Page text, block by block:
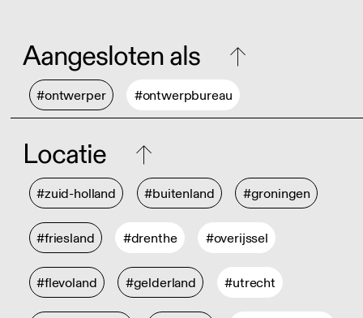
Aangesloten als
#ontwerper #ontwerpbureau
Locatie
#zuid-holland #buitenland #groningen
#friesland #drenthe #overijssel
#flevoland #gelderland #utrecht